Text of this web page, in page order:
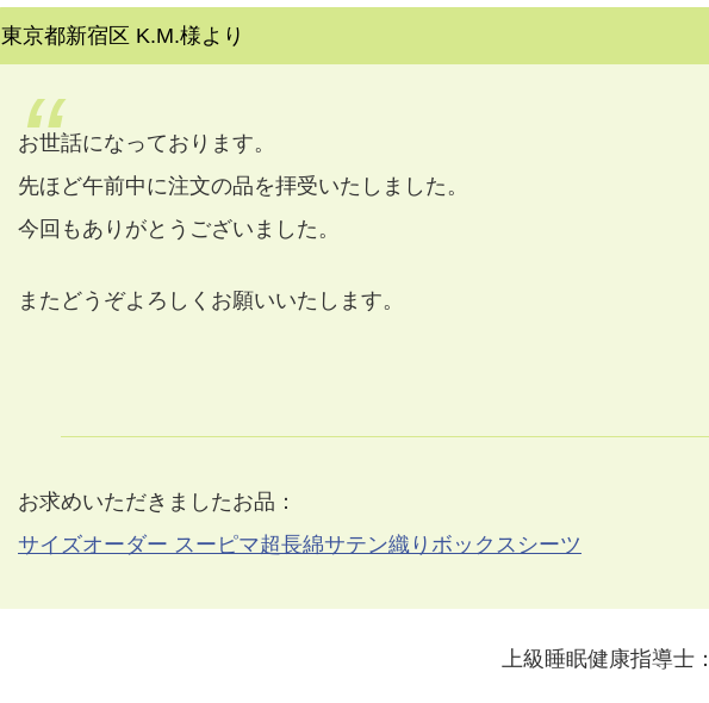
東京都新宿区 K.M.様より
お世話になっております。
先ほど午前中に注文の品を拝受いたしました。
今回もありがとうございました。
またどうぞよろしくお願いいたします。
お求めいただきましたお品：
サイズオーダー スーピマ超長綿サテン織りボックスシーツ
上級睡眠健康指導士：